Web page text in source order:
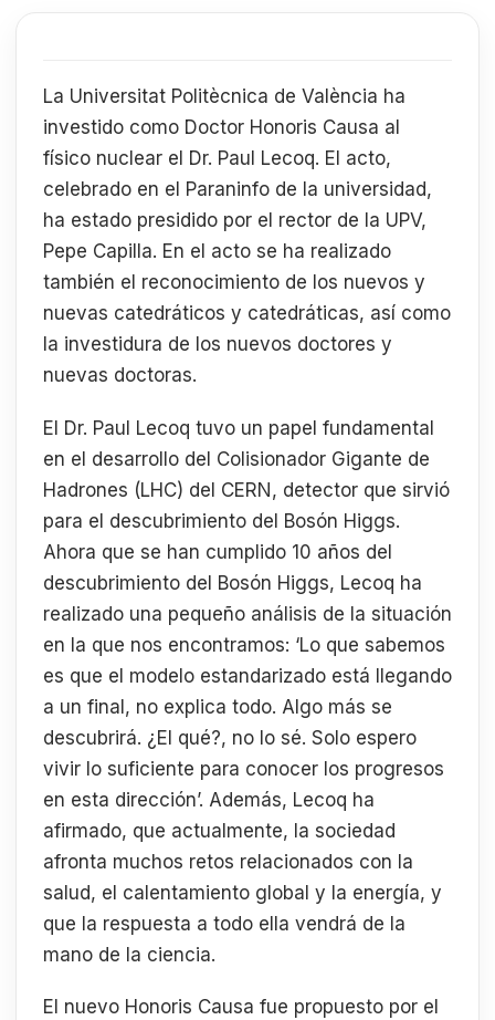
La Universitat Politècnica de València ha
investido como Doctor Honoris Causa al
físico nuclear el Dr. Paul Lecoq. El acto,
celebrado en el Paraninfo de la universidad,
ha estado presidido por el rector de la UPV,
Pepe Capilla. En el acto se ha realizado
también el reconocimiento de los nuevos y
nuevas catedráticos y catedráticas, así como
la investidura de los nuevos doctores y
nuevas doctoras.
El Dr. Paul Lecoq tuvo un papel fundamental
en el desarrollo del Colisionador Gigante de
Hadrones (LHC) del CERN, detector que sirvió
para el descubrimiento del Bosón Higgs.
Ahora que se han cumplido 10 años del
descubrimiento del Bosón Higgs, Lecoq ha
realizado una pequeño análisis de la situación
en la que nos encontramos: ‘Lo que sabemos
es que el modelo estandarizado está llegando
a un final, no explica todo. Algo más se
descubrirá. ¿El qué?, no lo sé. Solo espero
vivir lo suficiente para conocer los progresos
en esta dirección’. Además, Lecoq ha
afirmado, que actualmente, la sociedad
afronta muchos retos relacionados con la
salud, el calentamiento global y la energía, y
que la respuesta a todo ella vendrá de la
mano de la ciencia.
El nuevo Honoris Causa fue propuesto por el